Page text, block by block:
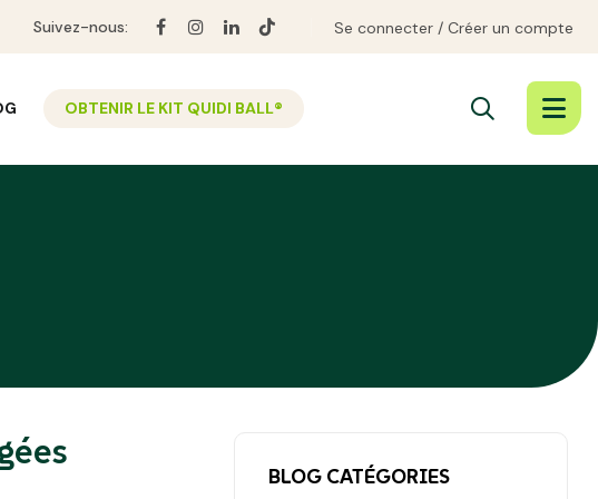
Suivez-nous: Se connecter Créer un compte
OBTENIR LE KIT QUIDI BALL®
BLOG CATÉGORIES